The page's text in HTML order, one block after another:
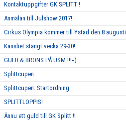
Kontaktuppgifter GK SPLITT !
Anmälan till Julshow 2017!
Cirkus Olympia kommer till Ystad den 8 augusti
Kansliet stängt vecka 29-30!
GULD & BRONS PÅ USM !!!=)
Splittcupen
Splittcupen: Startordning
SPLITTLOPPIS!
Ännu ett guld till GK Splitt !!